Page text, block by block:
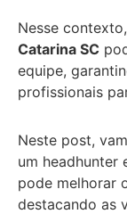
Nesse
Catarina SC
equipe,
profissionais
Neste post,
um headhunter
pode melhorar
destacando as